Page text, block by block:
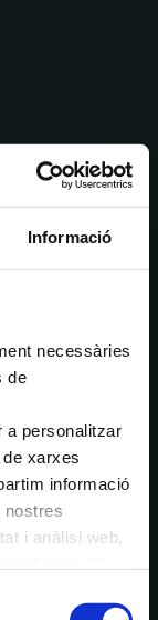
Informació
necessàries
de
a personalitzar
xarxes
informació
nostres
i anàlisi web,